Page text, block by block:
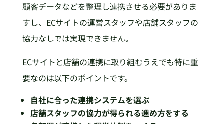
顧客データなどを整理し連携させる必要がありま
すし、ECサイトの運営スタッフや店舗スタッフの
協力なしでは実現できません。
ECサイトと店舗の連携に取り組むうえでも特に重
要なのは以下のポイントです。
自社に合った連携システムを選ぶ
店舗スタッフの協力が得られる進め方をする